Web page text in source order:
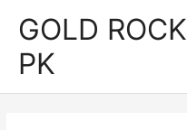
content
GOLD
PK